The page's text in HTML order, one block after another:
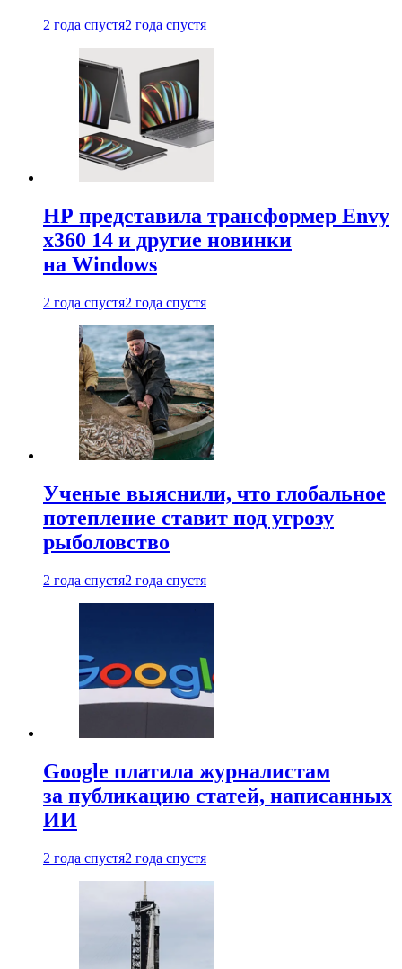
2 года спустя2 года спустя
HP представила трансформер Envy
x360 14 и другие новинки
на Windows
2 года спустя2 года спустя
Ученые выяснили, что глобальное
потепление ставит под угрозу
рыболовство
2 года спустя2 года спустя
Google платила журналистам
за публикацию статей, написанных
ИИ
2 года спустя2 года спустя